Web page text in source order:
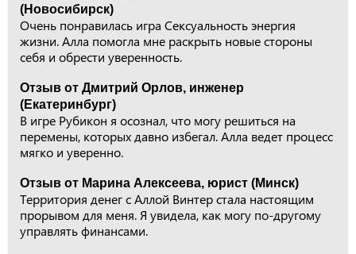
(Новосибирск)
Очень понравилась игра Сексуальность энергия
жизни. Алла помогла мне раскрыть новые стороны
себя и обрести уверенность.
Отзыв от Дмитрий Орлов, инженер
(Екатеринбург)
В игре Рубикон я осознал, что могу решиться на
перемены, которых давно избегал. Алла ведет процесс
мягко и уверенно.
Отзыв от Марина Алексеева, юрист (Минск)
Территория денег с Аллой Винтер стала настоящим
прорывом для меня. Я увидела, как могу по-другому
управлять финансами.